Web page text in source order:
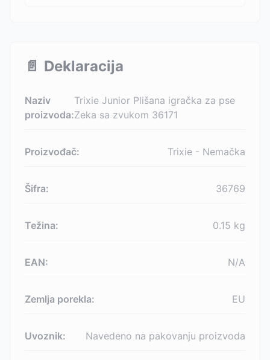
📄 Deklaracija
Naziv
proizvoda:
Trixie Junior Plišana igračka za pse
Zeka sa zvukom 36171
Proizvođač: Trixie - Nemačka
Šifra: 36769
Težina: 0.15 kg
EAN: N/A
Zemlja porekla: EU
Uvoznik: Navedeno na pakovanju proizvoda